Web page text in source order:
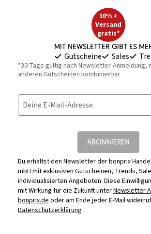
10% +
Versand
gratis*
Mit Newsletter gibt es
Gutscheine Sales
*30 Tage gültig nach Newsletter-Anmeldung,
anderen Gutscheinen kombinierbar
Deine E-Mail-Adresse
ABONNIEREN
Du erhältst den Newsletter der bonprix
mbH mit exklusiven Gutscheinen, Trends,
individualisierten Angeboten. Diese
mit Wirkung für die Zukunft unterNewsletter
bonprix.deoder am Ende jeder E-Mail
Datenschutzerklärung